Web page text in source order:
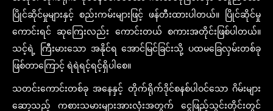
ပြိုင်ဆိုင်မှုများနှင့် စည်းကမ်းများဖြင့် ဖန်တီးထားပါတယ်။ ပြိုင်ဆိုင်မှု
ကောင်းရင် ဆုကြေးလည်း ကောင်းတယ် စကားအတိုင်းဖြစ်ပါတယ်။
သင့်ရဲ့ ကြီးမားသော အနိုင်ရ အောင်မြင်ခြင်းသို့ ပထမခြေလှမ်းတစ်ခု
ဖြစ်တာကြောင့် ရဲရဲရင့်ရင့်ရှိပါစေ။
သတင်းကောင်းတစ်ခု အနေနှင့် တိုက်ရိုက်ဒိုင်စနစ်ပါဝင်သော ဂိမ်းများ
ဆော့သည့် ကစားသမားများအားလုံးအတွက် ငွေဖြည့်သွင်းတိုင်းတွင်